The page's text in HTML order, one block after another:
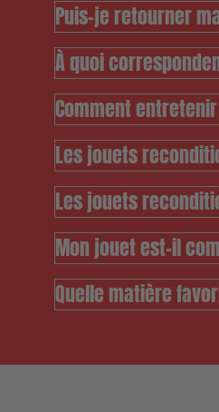
Puis-je retourner
À quoi
Comment
Les jouets
Les jouets
Mon jouet est-il
Quelle matière